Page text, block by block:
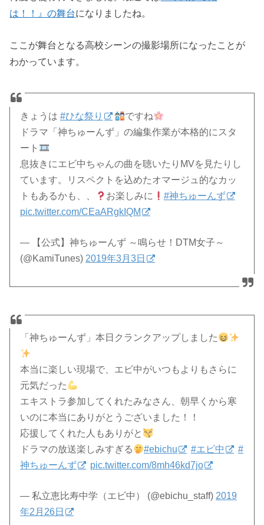
は！！』の舞台になりましたね。
ここが舞台となる高校シーンの撮影場所になったことが
わかっています。
きょうは#ひな祭り
ですね
ドラマ「神ちゅーんず」の編集作業が本格的にスタ
ート
息抜きにエビ中ちゃんの曲を聴いたりMVを見たりし
ています。リスペクトを込めたオマージュ的なカッ
トもあるかも、、
お楽しみに
#神ちゅーんず
pic.twitter.com/CEaARgkIQM
— 【公式】神ちゅーんず ～鳴らせ！DTM女子～
(@KamiTunes) 2019年3月3日
「神ちゅーんず」本日クランクアップしました
本当に楽しい現場で、エビ中がいつもよりもさらに
元気だった
エキストラ参加してくれたみなさん、朝早くから寒
いのに本当にありがとうございました！！
応援してくれた人もありがと
ドラマの放送楽しみすぎる
#ebichu #エビ中
#
神ちゅーんず
pic.twitter.com/8mh46kd7jo
— 私立恵比寿中学（エビ中） (@ebichu_staff)2019
年2月26日